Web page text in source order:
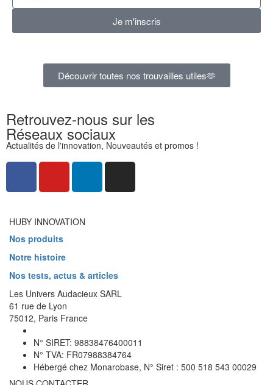
Je m'inscris
Découvrir toutes nos trouvailles utiles🫶
Retrouvez-nous sur les
Réseaux sociaux
Actualités de l'innovation, Nouveautés et promos !
HUBY INNOVATION
Nos produits
Notre histoire
Nos tests, actus & articles
Les Univers Audacieux SARL
61 rue de Lyon
75012, Paris France
N° SIRET: 98838476400011
N° TVA: FR07988384764
Hébergé chez Monarobase, N° Siret : 500 518 543 00029